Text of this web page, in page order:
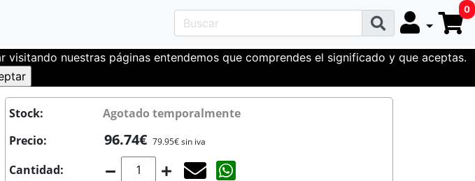
nuestras páginas entendemos que comprendes el significado y que aceptas.
0
Stock:
Agotado temporalmente
Precio:
96.74€ 79.95€ sin iva
Cantidad: Agotado temporalmente
Compartir con un amigo